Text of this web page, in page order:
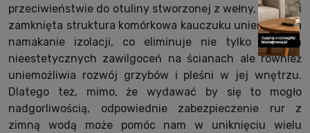
przeciwieństwie do otuliny stworzonej z wełny, zwarta i
zamknięta struktura komórkowa kauczuku uniemożliwia
namakanie izolacji, co eliminuje nie tylko problem
nieestetycznych zawilgoceń na ścianach ale również
uniemożliwia rozwój grzybów i pleśni w jej wnętrzu.
Dlatego też, mimo, że wydawać by się to mogło
nadgorliwością, odpowiednie zabezpieczenie rur z
zimną wodą może pomóc nam w uniknięciu wielu